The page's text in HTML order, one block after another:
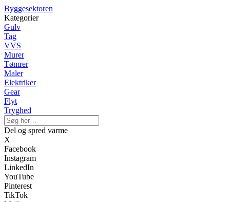
Byggesektoren
Kategorier
Gulv
Tag
VVS
Murer
Tømrer
Maler
Elektriker
Gear
Flyt
Tryghed
Del og spred varme
X
Facebook
Instagram
LinkedIn
YouTube
Pinterest
TikTok